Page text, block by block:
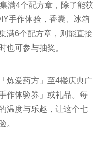
满4个配方章，除了能获
手作体验，香囊、冰箱
满6个配方章，则能直接
也可参与抽奖。
炼爱药方」至4楼庆典广
作体验券」或礼品。每
温度与乐趣，让这个七
。